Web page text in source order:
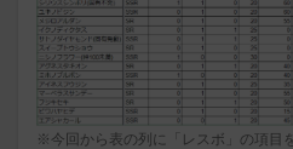
※今回から表の列に「レスボ」の項目